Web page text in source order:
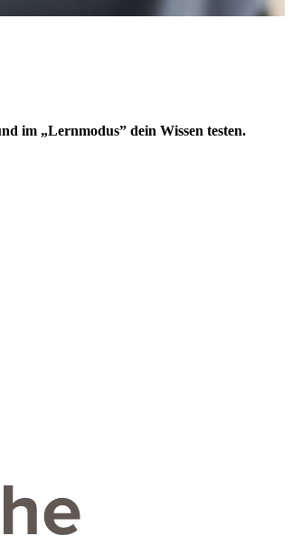
im „Lernmodus” dein Wissen testen.